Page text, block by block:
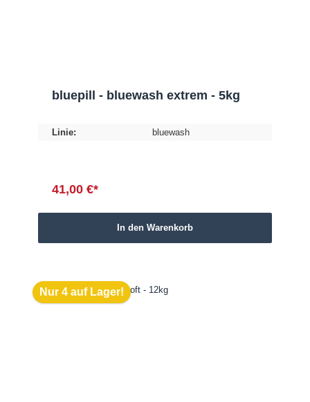
bluepill - bluewash extrem - 5kg
Linie: bluewash
41,00 €*
In den Warenkorb
Nur 4 auf Lager!